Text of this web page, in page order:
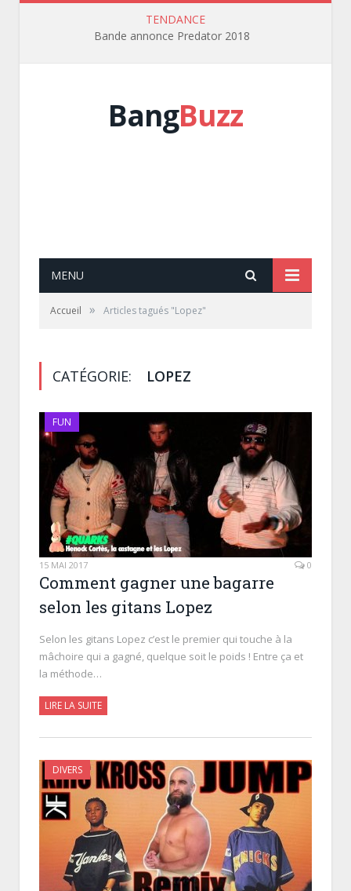
TENDANCE
Bande annonce Predator 2018
BangBuzz
MENU
Accueil » Articles tagués "Lopez"
CATÉGORIE: LOPEZ
FUN
15 MAI 2017 0
Comment gagner une bagarre
selon les gitans Lopez
Selon les gitans Lopez c’est le premier qui touche à la
mâchoire qui a gagné, quelque soit le poids ! Entre ça et
la méthode…
LIRE LA SUITE
DIVERS